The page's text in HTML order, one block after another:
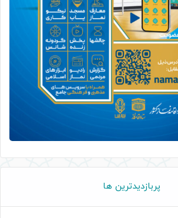
پربازدیدترین ها